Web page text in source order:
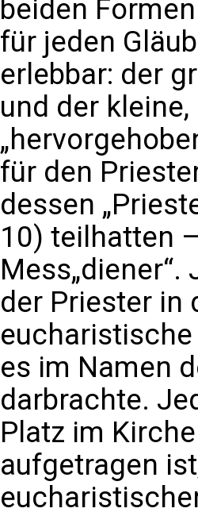
beiden
für jeden
erlebbar: der
und der
für den
dessen
10) teilhatten
der Priester in
es im Namen
darbrachte.
Platz im
aufgetragen